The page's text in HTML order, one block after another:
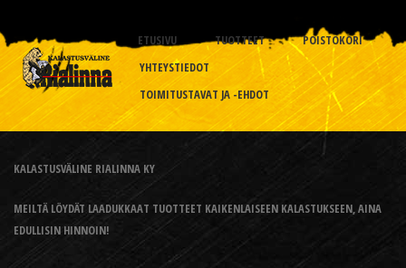
ETUSIVU TUOTTEET
POISTOKORI
YHTEYSTIEDOT
TOIMITUSTAVAT JA -EHDOT
KALASTUSVÄLINE RIALINNA KY
MEILTÄ LÖYDÄT LAADUKKAAT TUOTTEET KAIKENLAISEEN KALASTUKSEEN, AINA
EDULLISIN HINNOIN!